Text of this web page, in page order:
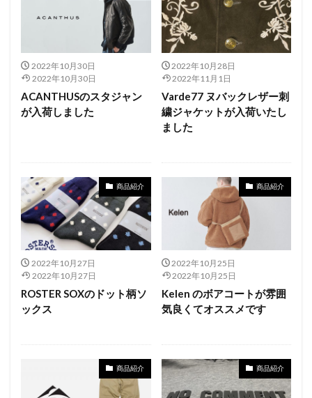
2022年10月30日
2022年10月30日
ACANTHUSのスタジャン
が入荷しました
2022年10月28日
2022年11月1日
Varde77 ヌバックレザー刺
繍ジャケットが入荷いたし
ました
商品紹介
2022年10月27日
2022年10月27日
ROSTER SOXのドット柄ソ
ックス
商品紹介
2022年10月25日
2022年10月25日
Kelen のボアコートが雰囲
気良くてオススメです
商品紹介 商品紹介